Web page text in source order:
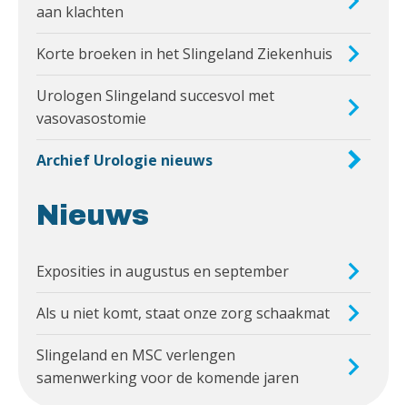
aan klachten
Korte broeken in het Slingeland Ziekenhuis
Urologen Slingeland succesvol met
vasovasostomie
Archief Urologie nieuws
Nieuws
Exposities in augustus en september
Als u niet komt, staat onze zorg schaakmat
Slingeland en MSC verlengen
samenwerking voor de komende jaren